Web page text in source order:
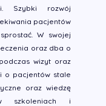
Szybki rozwój
pacjentów
W swojej
oraz dba o
wizyt oraz
o pacjentów stale
oraz wiedzę
szkoleniach i